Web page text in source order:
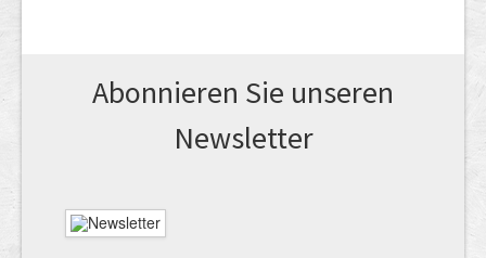
Abonnieren Sie unseren
News­letter